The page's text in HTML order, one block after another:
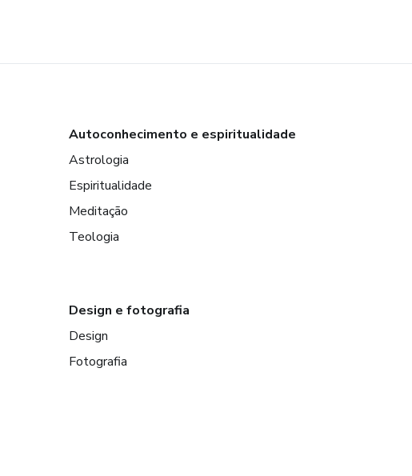
Autoconhecimento e espiritualidade
Astrologia
Espiritualidade
Meditação
Teologia
Design e fotografia
Design
Fotografia